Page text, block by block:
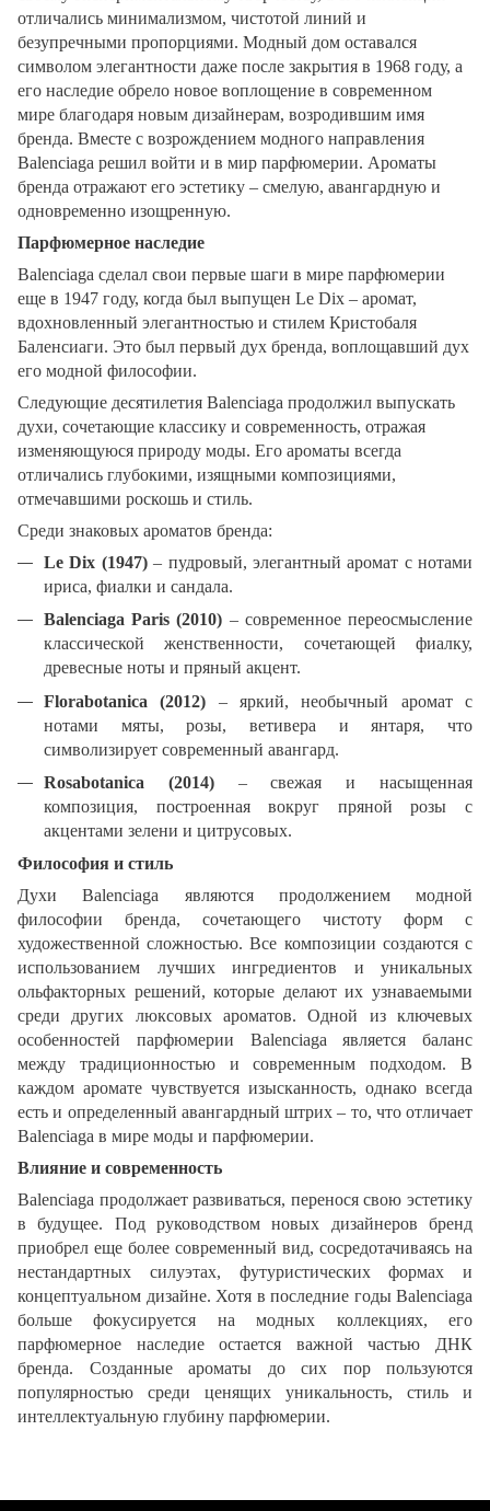
отличались минимализмом, чистотой линий и
безупречными пропорциями. Модный дом оставался
символом элегантности даже после закрытия в 1968 году, а
его наследие обрело новое воплощение в современном
мире благодаря новым дизайнерам, возродившим имя
бренда. Вместе с возрождением модного направления
Balenciaga решил войти и в мир парфюмерии. Ароматы
бренда отражают его эстетику – смелую, авангардную и
одновременно изощренную.
Парфюмерное наследие
Balenciaga сделал свои первые шаги в мире парфюмерии
еще в 1947 году, когда был выпущен Le Dix – аромат,
вдохновленный элегантностью и стилем Кристобаля
Баленсиаги. Это был первый дух бренда, воплощавший дух
его модной философии.
Следующие десятилетия Balenciaga продолжил выпускать
духи, сочетающие классику и современность, отражая
изменяющуюся природу моды. Его ароматы всегда
отличались глубокими, изящными композициями,
отмечавшими роскошь и стиль.
Среди знаковых ароматов бренда:
Le Dix (1947)– пудровый, элегантный аромат с нотами
ириса, фиалки и сандала.
Balenciaga Paris (2010) – современное переосмысление
классической женственности, сочетающей фиалку,
древесные ноты и пряный акцент.
Florabotanica (2012) – яркий, необычный аромат с
нотами мяты, розы, ветивера и янтаря, что
символизирует современный авангард.
Rosabotanica (2014) – свежая и насыщенная
композиция, построенная вокруг пряной розы с
акцентами зелени и цитрусовых.
Философия и стиль
Духи Balenciaga являются продолжением модной
философии бренда, сочетающего чистоту форм с
художественной сложностью. Все композиции создаются с
использованием лучших ингредиентов и уникальных
ольфакторных решений, которые делают их узнаваемыми
среди других люксовых ароматов. Одной из ключевых
особенностей парфюмерии Balenciaga является баланс
между традиционностью и современным подходом. В
каждом аромате чувствуется изысканность, однако всегда
есть и определенный авангардный штрих – то, что отличает
Balenciaga в мире моды и парфюмерии.
Влияние и современность
Balenciaga продолжает развиваться, перенося свою эстетику
в будущее. Под руководством новых дизайнеров бренд
приобрел еще более современный вид, сосредотачиваясь на
нестандартных силуэтах, футуристических формах и
концептуальном дизайне. Хотя в последние годы Balenciaga
больше фокусируется на модных коллекциях, его
парфюмерное наследие остается важной частью ДНК
бренда. Созданные ароматы до сих пор пользуются
популярностью среди ценящих уникальность, стиль и
интеллектуальную глубину парфюмерии.